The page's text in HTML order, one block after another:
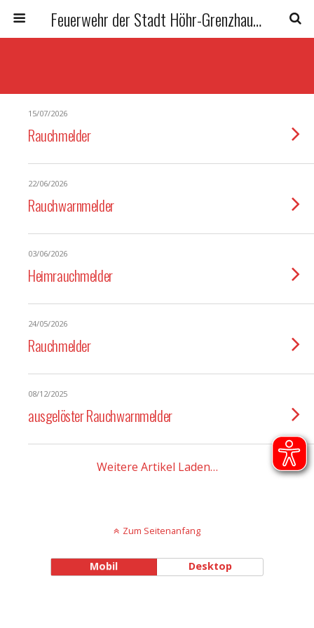
Feuerwehr der Stadt Höhr-Grenzhausen
15/07/2026
Rauchmelder
22/06/2026
Rauchwarnmelder
03/06/2026
Heimrauchmelder
24/05/2026
Rauchmelder
08/12/2025
ausgelöster Rauchwarnmelder
Weitere Artikel Laden…
Zum Seitenanfang
Mobil Desktop